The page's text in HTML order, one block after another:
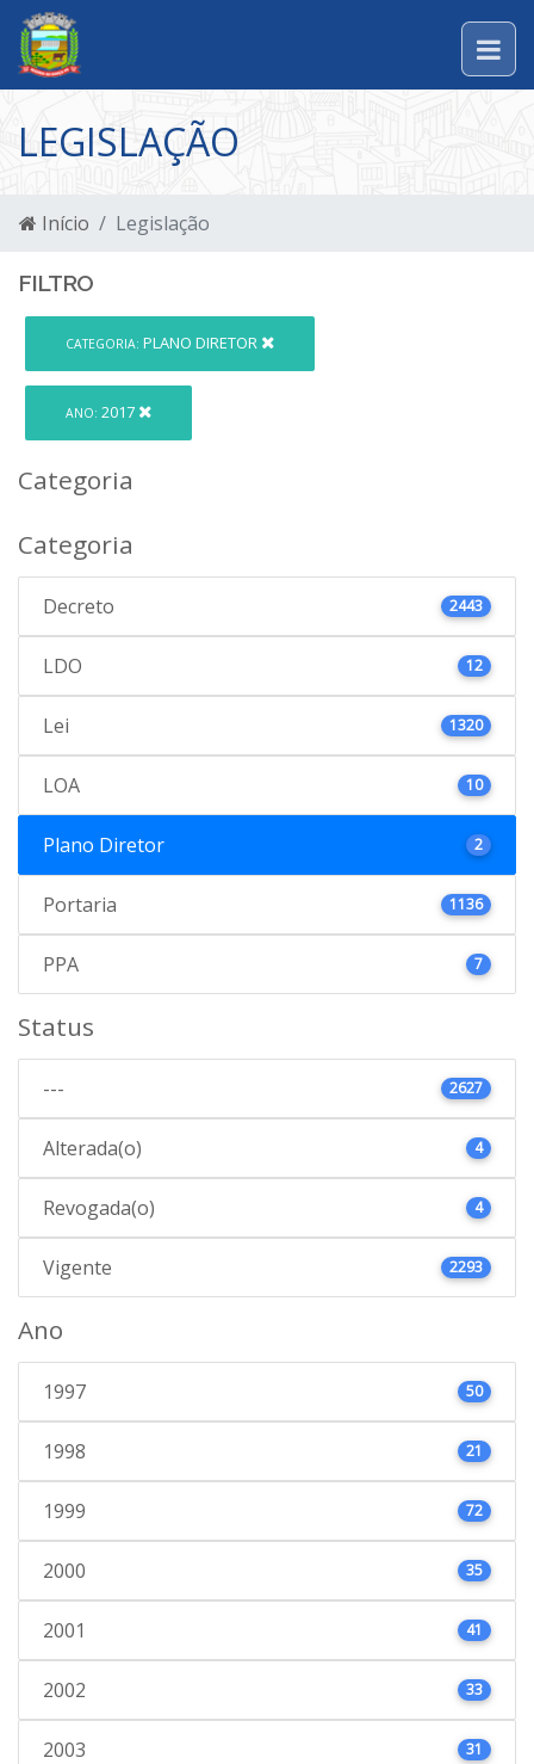
LEGISLAÇÃO
Início Legislação
FILTRO
CATEGORIA: PLANO DIRETOR
ANO: 2017
Categoria
Categoria
Decreto 2443
LDO 12
Lei 1320
LOA 10
Plano Diretor 2
Portaria 1136
PPA 7
Status
--- 2627
Alterada(o) 4
Revogada(o) 4
Vigente 2293
Ano
1997 50
1998 21
1999 72
2000 35
2001 41
2002 33
2003 31